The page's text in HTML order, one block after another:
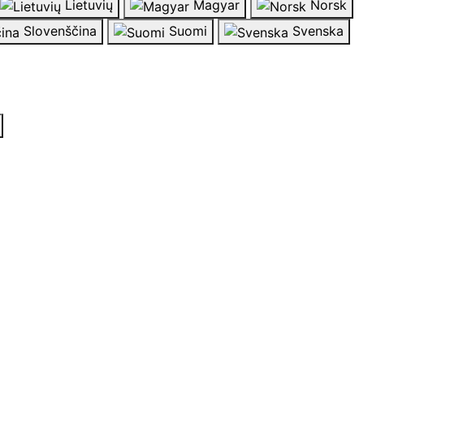
Lietuvių Magyar
Norsk
Slovenščina Suomi
Svenska